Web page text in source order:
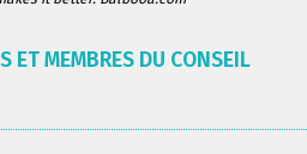
ET MEMBRES DU CONSEIL